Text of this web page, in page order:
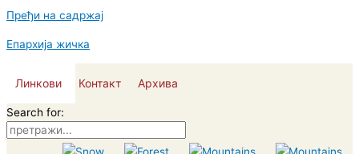
Пређи на садржај
Епархија жичка
Линкови Контакт Архива
Search for: